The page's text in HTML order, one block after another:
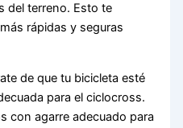
del terreno. Esto te
rápidas y seguras
de que tu bicicleta esté
para el ciclocross.
con agarre adecuado para